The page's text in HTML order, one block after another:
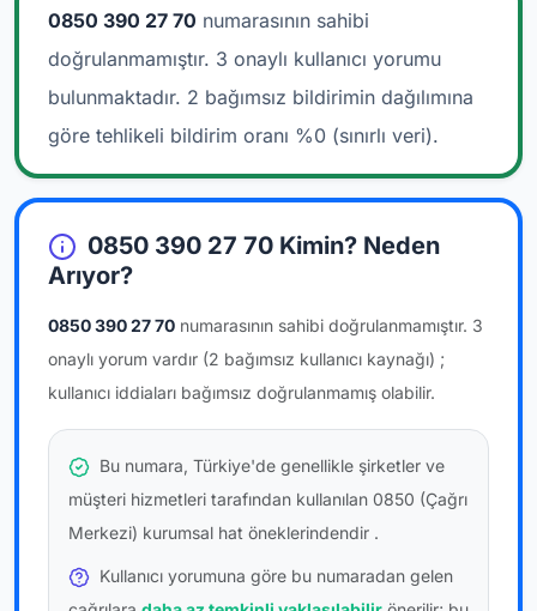
0850 390 27 70 numarasının sahibi
doğrulanmamıştır. 3 onaylı kullanıcı yorumu
bulunmaktadır. 2 bağımsız bildirimin dağılımına
göre tehlikeli bildirim oranı %0 (sınırlı veri).
0850 390 27 70 Kimin? Neden
Arıyor?
0850 390 27 70 numarasının sahibi doğrulanmamıştır. 3
onaylı yorum vardır (2 bağımsız kullanıcı kaynağı) ;
kullanıcı iddiaları bağımsız doğrulanmamış olabilir.
Bu numara, Türkiye'de genellikle şirketler ve
müşteri hizmetleri tarafından kullanılan 0850 (Çağrı
Merkezi) kurumsal hat öneklerindendir .
Kullanıcı yorumuna göre bu numaradan gelen